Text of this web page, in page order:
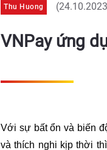
Thu Huong
VNPay ứng
Với sự bất ổn và biến
và thích nghi kịp thời